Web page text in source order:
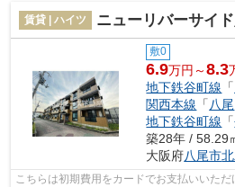
賃貸 | ハイツ ニューリバーサイ
敷0
6.9万円～8.3
地下鉄谷町線 「
関西本線 「八尾
地下鉄谷町線 「
築28年 / 58.29
大阪府八尾市
こちらは初期費用をカードでお支払いいた